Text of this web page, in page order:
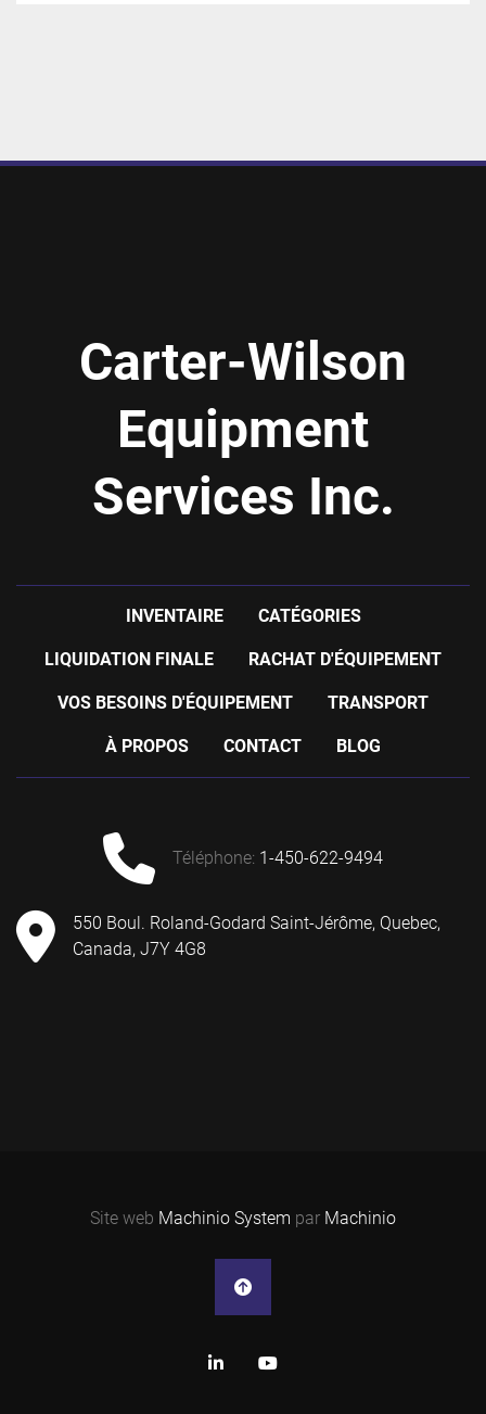
Carter-Wilson
Equipment
Services Inc.
INVENTAIRE CATÉGORIES
LIQUIDATION FINALE RACHAT D'ÉQUIPEMENT
VOS BESOINS D'ÉQUIPEMENT TRANSPORT
À PROPOS CONTACT BLOG
téléphone: 1-450-622-9494
550 Boul. Roland-Godard Saint-Jérôme, Quebec,
Canada, J7Y 4G8
Site web Machinio System par Machinio
linkedinyoutube